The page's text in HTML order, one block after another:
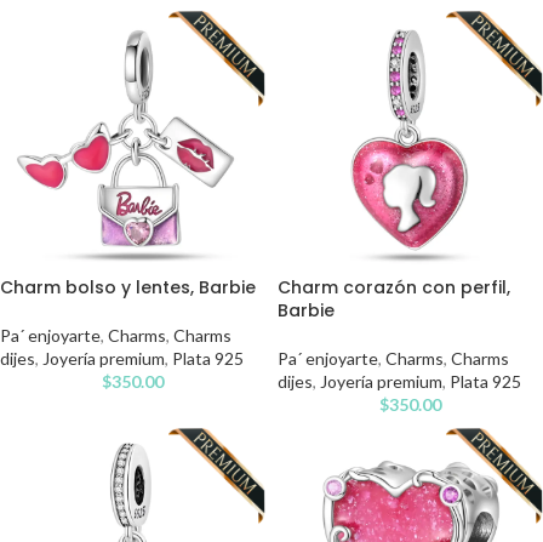
Charm bolso y lentes, Barbie
Pa´ enjoyarte, Charms, Charms
dijes, Joyería premium, Plata 925
$350.00
Charm corazón con perfil,
Barbie
Pa´ enjoyarte, Charms, Charms
dijes, Joyería premium, Plata 925
$350.00